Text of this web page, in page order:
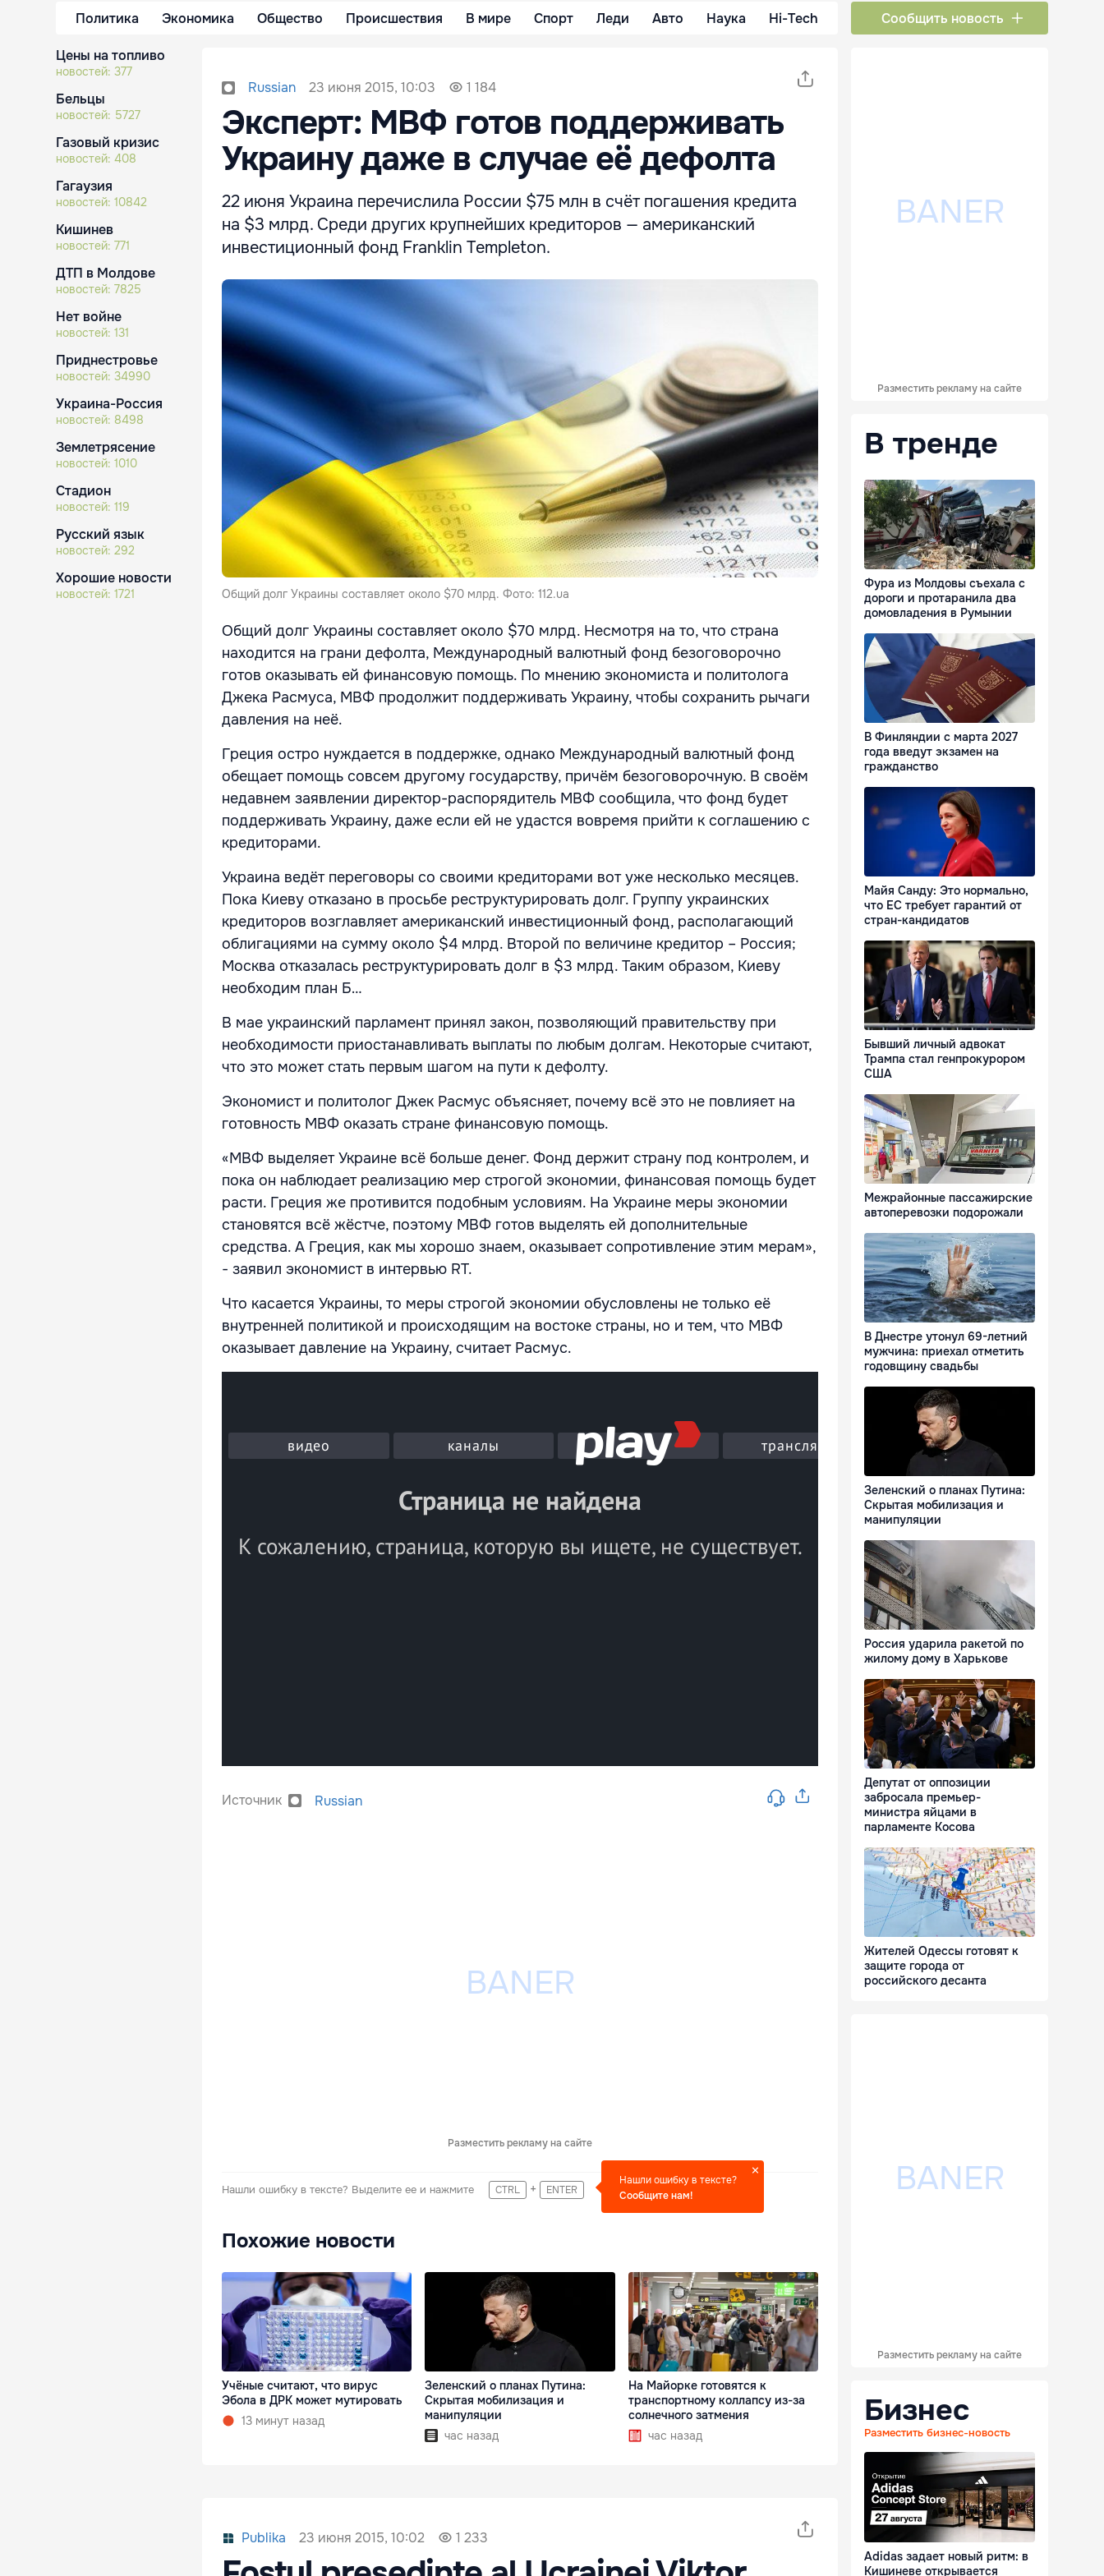
Политика Экономика Общество Происшествия В мире Спорт Леди Авто Наука Hi-Tech Сообщить новость
Цены на топливо
новостей: 377
Бельцы
новостей: 5727
Газовый кризис
новостей: 408
Гагаузия
новостей: 10842
Кишинев
новостей: 771
ДТП в Молдове
новостей: 7825
Нет войне
новостей: 131
Приднестровье
новостей: 34990
Украина-Россия
новостей: 8498
Землетрясение
новостей: 1010
Стадион
новостей: 119
Русский язык
новостей: 292
Хорошие новости
новостей: 1721
Russian 23 июня 2015, 10:03 1 184
​Эксперт: МВФ готов поддерживать
Украину даже в случае её дефолта
22 июня Украина перечислила России $75 млн в счёт погашения кредита
на $3 млрд. Среди других крупнейших кредиторов — американский
инвестиционный фонд Franklin Templeton.
Общий долг Украины составляет около $70 млрд. Фото: 112.ua
Общий долг Украины составляет около $70 млрд. Несмотря на то, что страна
находится на грани дефолта, Международный валютный фонд безоговорочно
готов оказывать ей финансовую помощь. По мнению экономиста и политолога
Джека Расмуса, МВФ продолжит поддерживать Украину, чтобы сохранить рычаги
давления на неё.
Греция остро нуждается в поддержке, однако Международный валютный фонд
обещает помощь совсем другому государству, причём безоговорочную. В своём
недавнем заявлении директор-распорядитель МВФ сообщила, что фонд будет
поддерживать Украину, даже если ей не удастся вовремя прийти к соглашению с
кредиторами.
Украина ведёт переговоры со своими кредиторами вот уже несколько месяцев.
Пока Киеву отказано в просьбе реструктурировать долг. Группу украинских
кредиторов возглавляет американский инвестиционный фонд, располагающий
облигациями на сумму около $4 млрд. Второй по величине кредитор – Россия;
Москва отказалась реструктурировать долг в $3 млрд. Таким образом, Киеву
необходим план Б…
В мае украинский парламент принял закон, позволяющий правительству при
необходимости приостанавливать выплаты по любым долгам. Некоторые считают,
что это может стать первым шагом на пути к дефолту.
Экономист и политолог Джек Расмус объясняет, почему всё это не повлияет на
готовность МВФ оказать стране финансовую помощь.
«МВФ выделяет Украине всё больше денег. Фонд держит страну под контролем, и
пока он наблюдает реализацию мер строгой экономии, финансовая помощь будет
расти. Греция же противится подобным условиям. На Украине меры экономии
становятся всё жёстче, поэтому МВФ готов выделять ей дополнительные
средства. А Греция, как мы хорошо знаем, оказывает сопротивление этим мерам»,
- заявил экономист в интервью RT.
Что касается Украины, то меры строгой экономии обусловлены не только её
внутренней политикой и происходящим на востоке страны, но и тем, что МВФ
оказывает давление на Украину, считает Расмус.
Источник Russian
Разместить рекламу на сайте
Нашли ошибку в тексте? Выделите ее и нажмите CTRL + ENTER
Нашли ошибку в тексте?
Сообщите нам!
Похожие новости
Учёные считают, что вирус
Эбола в ДРК может мутировать
13 минут назад
Зеленский о планах Путина:
Скрытая мобилизация и
манипуляции
час назад
На Майорке готовятся к
транспортному коллапсу из-за
солнечного затмения
час назад
Publika 23 июня 2015, 10:02 1 233
Разместить рекламу на сайте
В тренде
Фура из Молдовы съехала с
дороги и протаранила два
домовладения в Румынии
В Финляндии с марта 2027
года введут экзамен на
гражданство
Майя Санду: Это нормально,
что ЕС требует гарантий от
стран-кандидатов
Бывший личный адвокат
Трампа стал генпрокурором
США
Межрайонные пассажирские
автоперевозки подорожали
В Днестре утонул 69-летний
мужчина: приехал отметить
годовщину свадьбы
Зеленский о планах Путина:
Скрытая мобилизация и
манипуляции
Россия ударила ракетой по
жилому дому в Харькове
Депутат от оппозиции
забросала премьер-
министра яйцами в
парламенте Косова
Жителей Одессы готовят к
защите города от
российского десанта
Разместить рекламу на сайте
Бизнес
Разместить бизнес-новость
Adidas задает новый ритм: в
Кишиневе открывается